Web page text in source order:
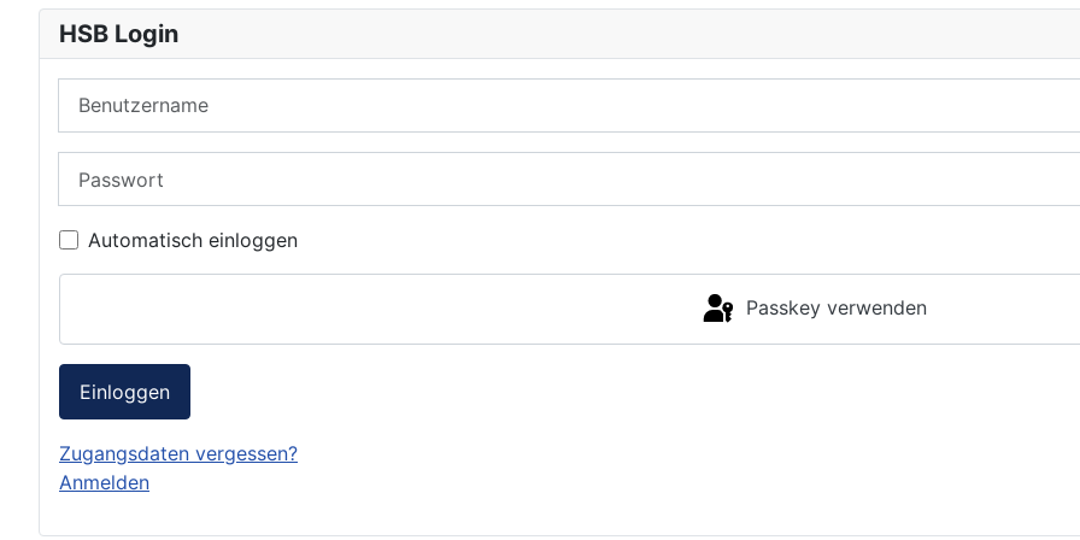
HSB Login
Automatisch einloggen
Passkey verwenden
Einloggen
Zugangsdaten vergessen?
Anmelden